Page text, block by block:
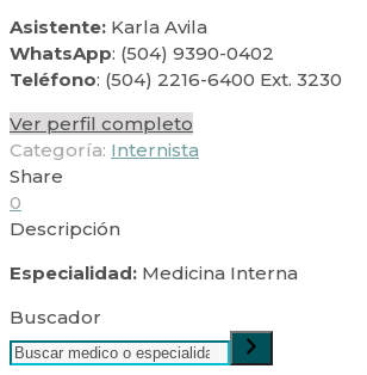
Asistente: Karla Avila
WhatsApp: (504) 9390-0402
Teléfono: (504) 2216-6400 Ext. 3230
Ver perfil completo
Categoría: Internista
Share
0
Descripción
Especialidad: Medicina Interna
Buscador